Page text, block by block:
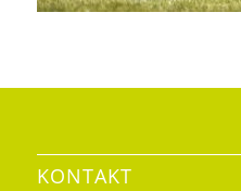
KONTAKT